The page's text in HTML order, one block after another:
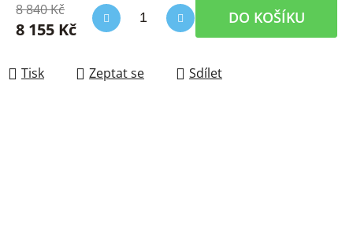
8 840 Kč
8 155 Kč
DO KOŠÍKU
Tisk Zeptat se Sdílet